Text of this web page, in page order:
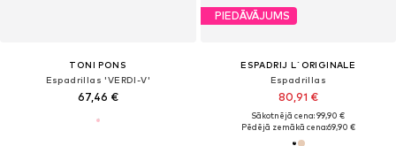
TONI PONS
Espadrillas 'VERDI-V'
67,46 €
PIEDĀVĀJUMS
ESPADRIJ L´ORIGINALE
Espadrillas
80,91 €
Sākotnējā cena: 99,90 €
Pēdējā zemākā cena:69,90 €